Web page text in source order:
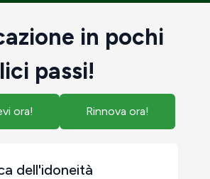
in pochi
passi!
ora! Rinnova ora!
dell'idoneità